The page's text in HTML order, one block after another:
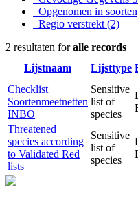
Opgenomen in
Regio verstrekt (2)
2 resultaten foralle records
Lijstnaam
Lijsttype
Checklist
Soortenmeetnetten
INBO
Sensitive
list of
species
Threatened
species according
to Validated Red
lists
Sensitive
list of
species